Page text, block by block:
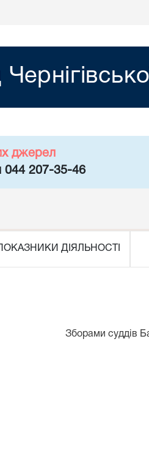
джерел
044 207-35-46
ПОКАЗНИКИ ДІЯЛЬНОСТІ
Зборами суддів